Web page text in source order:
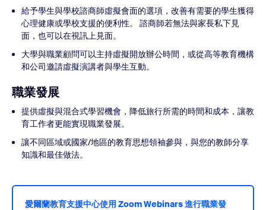
給予學生與學校諮商師虛擬會面的選項，改善有需要的學生獲得
心理健康或學校支援的便利性。 諮商師若無法與家長私下見
面，也可以在視訊上見面。
大學與職業顧問可以主持虛擬開放辦公時間，或從高等教育機構
和公司邀請虛擬演講者與學生互動。
職業發展
提供虛擬與混合式學習機會，降低旅行所需的時間和成本，讓教
育工作者更能實現職業發展。
讓不同區域或國家/地區的教育思想領袖參與，與您的教師分享
知識和最佳做法。
愛爾蘭教育支援中心使用 Zoom Webinars 進行職業發